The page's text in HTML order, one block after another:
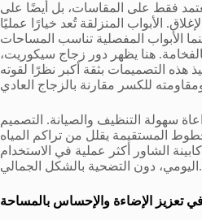
يعتمد فقط على المقاسات، بل أيضًا على
الأبواب المنزلقة تُعد خيارًا عمليًا
الأبواب المفصلية تناسب المساحات
هنا يظهر دور زجاج سيكوريت،
هذه التصميمات بثقة أكبر نظرًا لقوته
سهولة التنظيف والصيانة. التصميم
المستقيمة يقلل من تراكم المياه
الشاور أكثر عملية في الاستخدام
اليومي، دون التضحية بالشكل الجمالي.
تعزيز الإضاءة والإحساس بالمساحة